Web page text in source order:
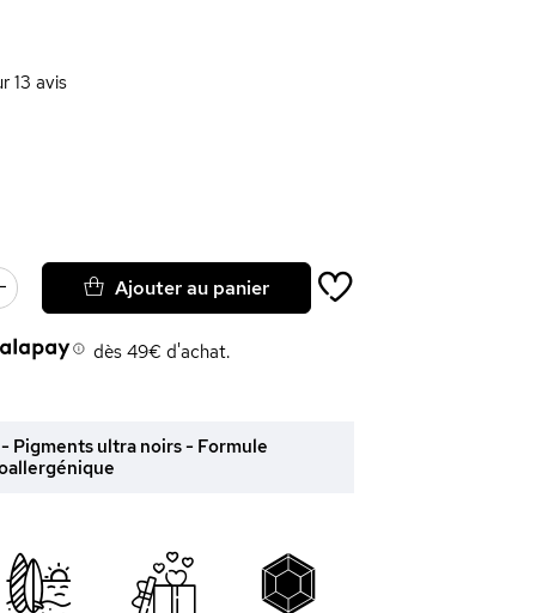
13 avis
dès 49€ d'achat.
Ajouter au panier
Pigments ultra noirs - Formule